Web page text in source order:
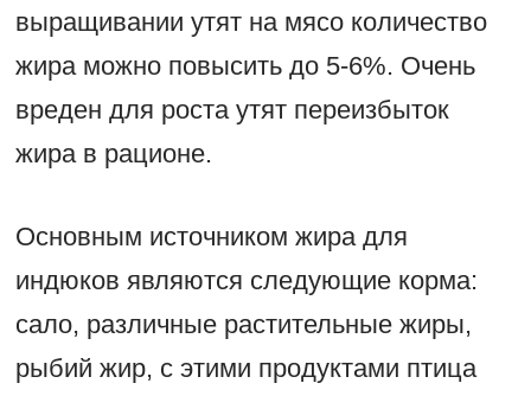
выращивании утят на мясо количество
жира можно повысить до 5-6%. Очень
вреден для роста утят переизбыток
жира в рационе.
Основным источником жира для
индюков являются следующие корма:
сало, различные растительные жиры,
рыбий жир, с этими продуктами птица